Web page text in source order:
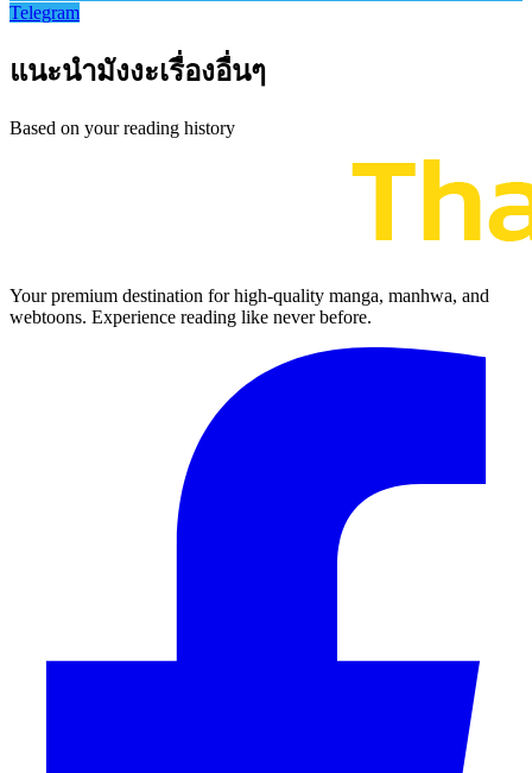
Telegram
แนะนำมังงะเรื่องอื่นๆ
Based on your reading history
Your premium destination for high-quality manga, manhwa, and
webtoons. Experience reading like never before.